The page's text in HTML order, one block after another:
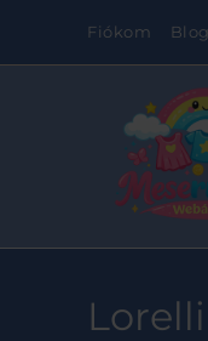
Fiókom Blog